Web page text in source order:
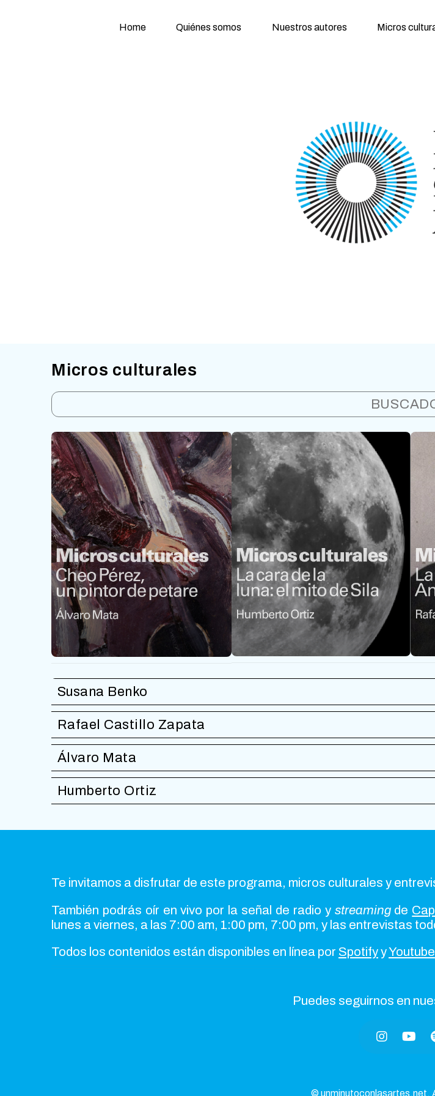
Home Quiénes somos Nuestros autores Micros
Micros culturales
Susana Benko
Rafael Castillo Zapata
Álvaro Mata
Humberto Ortiz
Te invitamos a disfrutar de este programa, micros culturales y
También podrás oír en vivo por la señal de radio y streamingde
lunes a viernes, a las 7:00 am, 1:00 pm, 7:00 pm, y las entrevistas
Todos los contenidos están disponibles en línea por SpotifyyYoutube
Puedes seguirnos en
© unminutoconlasartes.net.